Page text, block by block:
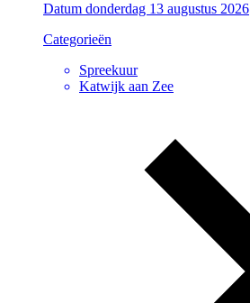
Datum donderdag 13 augustus 2026
Categorieën
Spreekuur
Katwijk aan Zee